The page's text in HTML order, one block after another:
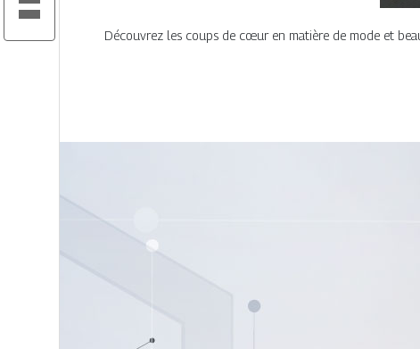
Découvrez les coups de cœur en matière de mode et